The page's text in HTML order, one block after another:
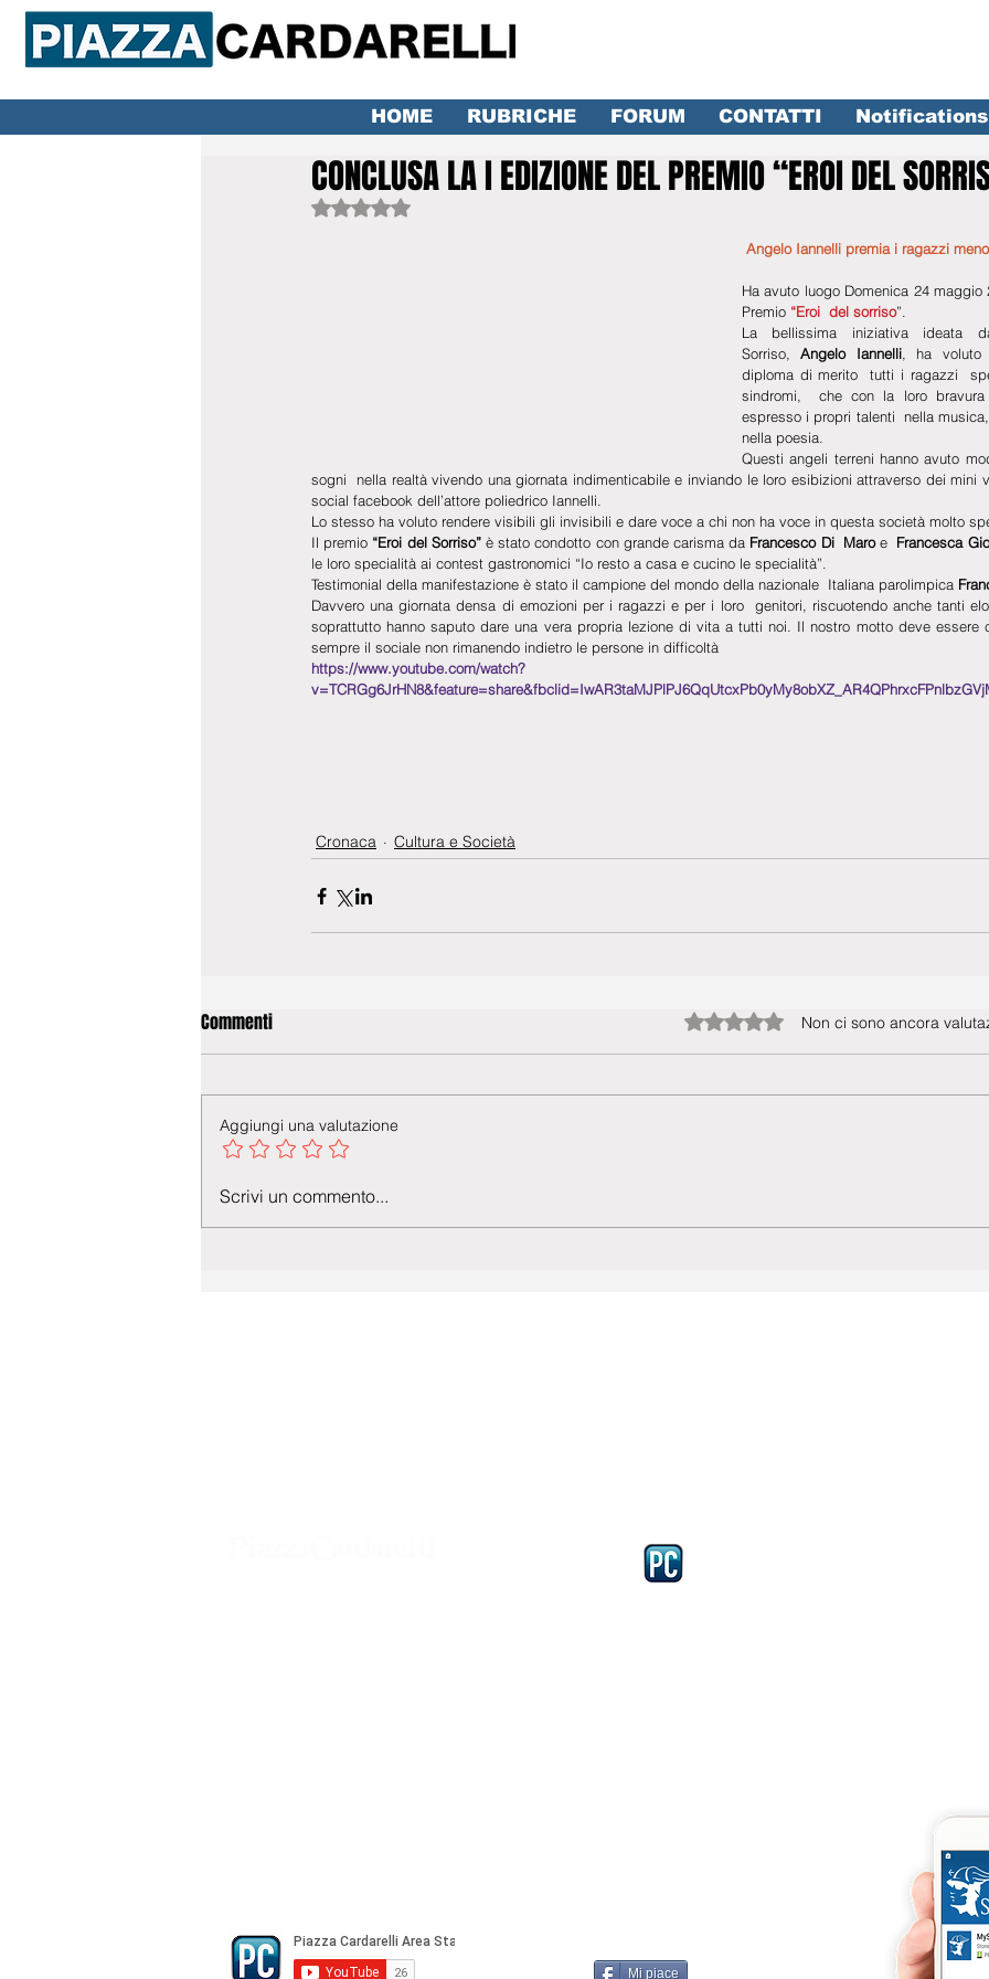
HOME RUBRICHE FORUM CONTATTI Notifications
CONCLUSA LA I EDIZIONE DEL PREMIO “EROI DEL
Valutazione NaN stelle su 5.
Angelo Iannelli premia i ragazzi
Ha avuto luogo Domenica 24
Premio “Eroi  del sorriso”.
La bellissima iniziativa ideata
Sorriso, Angelo Iannelli, ha voluto
diploma di merito  tutti i ragazzi
sindromi,  che con la loro bravura
espresso i propri talenti  nella
nella poesia.
Questi angeli terreni hanno avuto
sogni  nella realtà vivendo una giornata indimenticabile e inviando le loro esibizioni attraverso dei mini
social facebook dell’attore poliedrico Iannelli.
Lo stesso ha voluto rendere visibili gli invisibili e dare voce a chi non ha voce in questa società molto
Il premio “Eroi del Sorriso” è stato condotto con grande carisma da Francesco Di  Maro e Francesca
le loro specialità ai contest gastronomici “Io resto a casa e cucino le specialità”.
Testimonial della manifestazione è stato il campione del mondo della nazionale  Italiana parolimpica
Davvero una giornata densa di emozioni per i ragazzi e per i loro  genitori, riscuotendo anche tanti
soprattutto hanno saputo dare una vera propria lezione di vita a tutti noi. Il nostro motto deve essere
sempre il sociale non rimanendo indietro le persone in difficoltà
https://www.youtube.com/watch?
Cronaca Cultura e Società
Commenti Valutazione 0 stelle su 5.Non ci sono ancora
Aggiungi una valutazione
Scrivi un commento...
Mi piace